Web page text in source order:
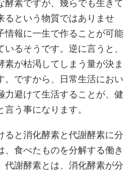
酵素ですが、幾らでも生きて
るという物質ではありませ
情報に一生で作ることが可能
るそうです。逆に言うと、
素が枯渇してしまう量が決ま
。ですから、日常生活におい
力避けて生活することが、健
う事になります。
ると消化酵素と代謝酵素に分
、食べたものを分解する働き
代謝酵素とは、消化酵素が分